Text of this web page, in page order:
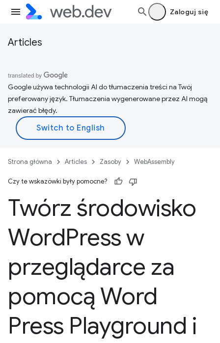
Zaloguj się
Articles
Google używa technologii AI do tłumaczenia treści na Twój
preferowany język. Tłumaczenia wygenerowane przez AI mogą
zawierać błędy.
Strona główna Articles Zasoby WebAssembly
Czy te wskazówki były pomocne?
Twórz środowisko
WordPress w
przeglądarce za
pomocą Word
Press Playground i